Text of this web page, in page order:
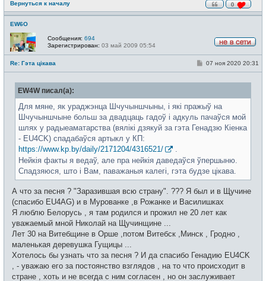
0
Вернуться к началу
EW6O
е
в
с
Сообщения: 694
Зарегистрирован: 03 май 2009 05:54
Re: Гэта цікава
С
б
е
н
е
07 ноя 2020 20:31
EW4W писал(а):
Для мяне, як ураджэнца Шчучыншчыны, і які пражыў на
Шчучыншчыне больш за двадцаць гадоў і адкуль пачаўся мой
шлях у радыеаматарства (вялікі дзякуй за гэта Генадзю Кіенка
- EU4CK) спадабаўся артыкл у КП:
https://www.kp.by/daily/2171204/4316521/
.
Нейкія факты я ведаў, але пра нейкія даведаўся ўпершыню.
Спадзяюся, што і Вам, паважаныя калегі, гэта будзе цікава.
А что за песня ? "Заразившая всю страну". ??? Я был и в Щучине
(спасибо EU4AG) и в Мурованке ,в Рожанке и Василишках
Я люблю Белорусь , я там родился и прожил не 20 лет как
уважаемый мной Николай на Щучинщине ...
Лет 30 на Витебщине в Орше ,потом Витебск ,Минск , Гродно ,
маленькая деревушка Гущицы ...
Хотелось бы узнать что за песня ? И да спасибо Генадию EU4CK
, - уважаю его за постоянство взглядов , на то что происходит в
стране , хоть и не всегда с ним согласен , но он заслуживает